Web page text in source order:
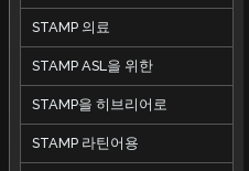
STAMP 의료
STAMP ASL을 위한
STAMP을 히브리어로
STAMP 라틴어용